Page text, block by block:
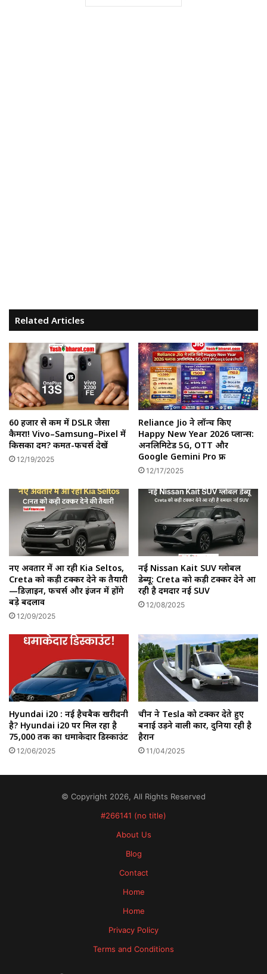
Related Articles
60 हजार से कम में DSLR जैसा
कैमरा! Vivo–Samsung–Pixel में
किसका दम? कीमत-फीचर्स देखें
12/19/2025
Reliance Jio ने लॉन्च किए
Happy New Year 2026 प्लान्स:
अनलिमिटेड 5G, OTT और
Google Gemini Pro फ्री
12/17/2025
नए अवतार में आ रही Kia Seltos,
Creta को कड़ी टक्कर देने की तैयारी
—डिज़ाइन, फीचर्स और इंजन में होंगे
बड़े बदलाव
12/09/2025
नई Nissan Kait SUV ग्लोबल
डेब्यू: Creta को कड़ी टक्कर देने आ
रही है दमदार नई SUV
12/08/2025
Hyundai i20 : नई हैचबैक खरीदनी
है? Hyundai i20 पर मिल रहा है
₹75,000 तक का धमाकेदार डिस्काउंट
12/06/2025
चीन ने Tesla को टक्कर देते हुए
बनाई उड़ने वाली कार, दुनिया रही है
हैरान
11/04/2025
© Copyright 2026, All Rights Reserved
#266141 (no title)
About Us
Blog
Contact
Home
Home
Privacy Policy
Terms and Conditions